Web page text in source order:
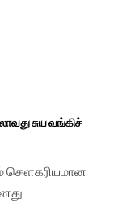
சுய வங்கிச்
சௌகரியமான